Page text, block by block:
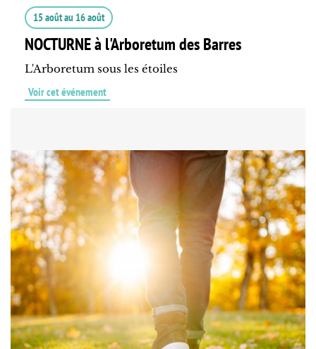
15 aoûtau 16 août
NOCTURNE à l'Arboretum des Barres
L'Arboretum sous les étoiles
Voir cet événement